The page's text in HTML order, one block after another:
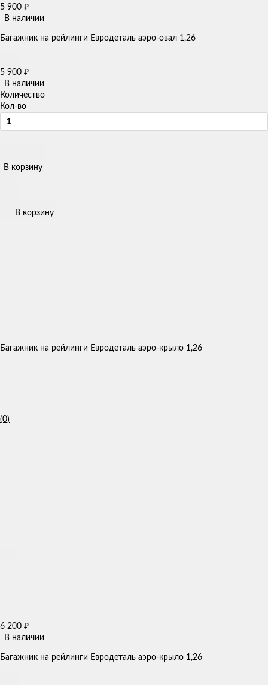
5 900 ₽
В наличии
Багажник на рейлинги Евродеталь аэро-овал 1,26
5 900 ₽
В наличии
Количество
Кол-во
В корзину
В корзину
Багажник на рейлинги Евродеталь аэро-крыло 1,26
(0)
6 200 ₽
В наличии
Багажник на рейлинги Евродеталь аэро-крыло 1,26